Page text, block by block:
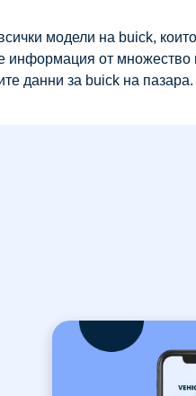
модели на buick,
от множество
данни за buick на пазара.